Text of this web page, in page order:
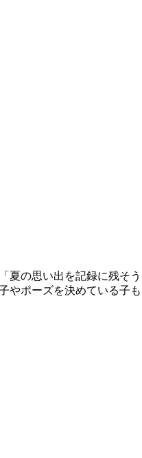
の思い出を記録に残そ
やポーズを決めている